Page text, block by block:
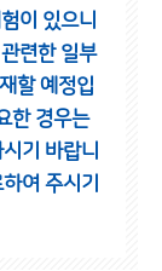
이 있으니
련한 일부
할 예정입
한 경우는
기 바랍니
여 주시기